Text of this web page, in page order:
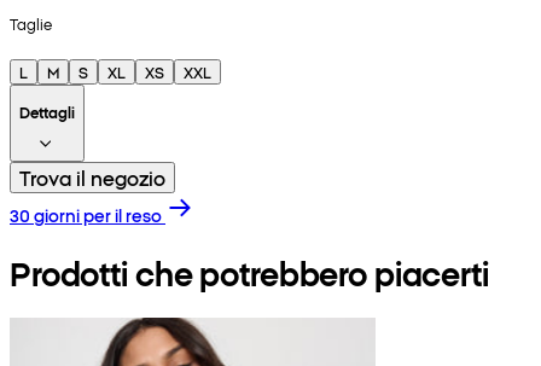
Taglie
L M S XL XS
XXL
Dettagli
Trova il negozio
30 giorni per il reso
Prodotti che potrebbero piacerti